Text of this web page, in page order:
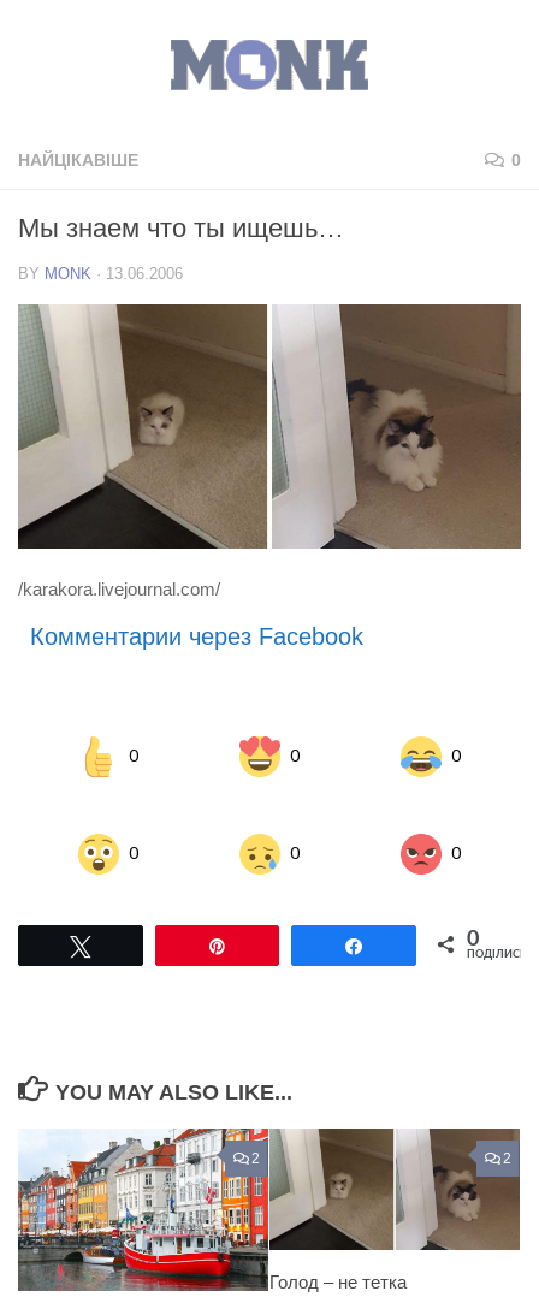
НАЙЦІКАВІШЕ 0
Мы знаем что ты ищешь…
BY MONK · 13.06.2006
/karakora.livejournal.com/
Комментарии через Facebook
0 0 0
0 0 0
Поділитися0
ПОДІЛИСЬ
YOU MAY ALSO LIKE...
2 2
Голод – не тетка